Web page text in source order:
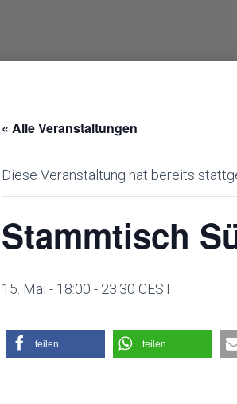
« Alle Veranstaltungen
Diese Veranstaltung hat bereits
Stammtisch
15. Mai - 18:00 - 23:30 CEST
teilen teilen